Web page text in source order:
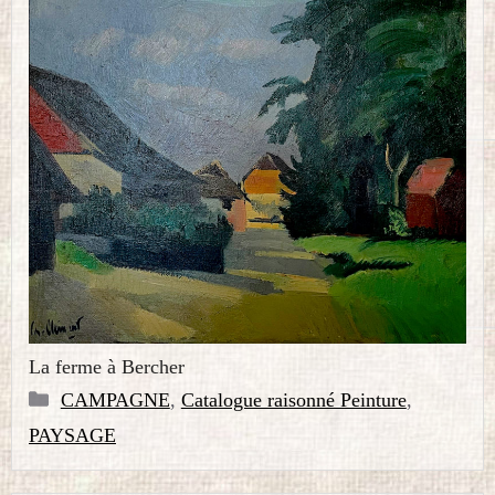
La ferme à Bercher
Catégories
CAMPAGNE, Catalogue raisonné Peinture,
PAYSAGE